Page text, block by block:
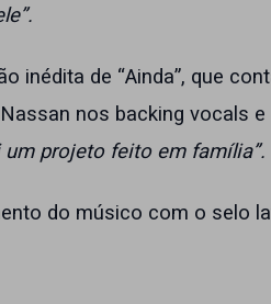
inédita de “Ainda”, que
nos backing vocals
projeto feito em família”.
do músico com o selo